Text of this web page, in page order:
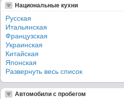
Национальные кухни
Русская
Итальянская
Французская
Украинская
Китайская
Японская
Развернуть весь список
Автомобили с пробегом